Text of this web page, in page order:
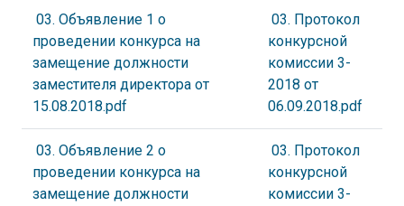
03. Объявление 1 о
проведении конкурса на
замещение должности
заместителя директора от
15.08.2018.pdf
03. Протокол
конкурсной
комиссии 3-
2018 от
06.09.2018.pdf
03. Объявление 2 о
проведении конкурса на
замещение должности
03. Протокол
конкурсной
комиссии 3-